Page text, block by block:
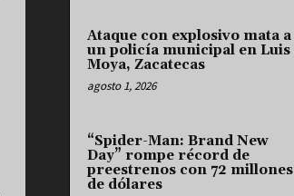
Ataque con explosivo mata a
un policía municipal en Luis
Moya, Zacatecas
agosto 1, 2026
“Spider-Man: Brand New
Day” rompe récord de
preestrenos con 72 millones
de dólares